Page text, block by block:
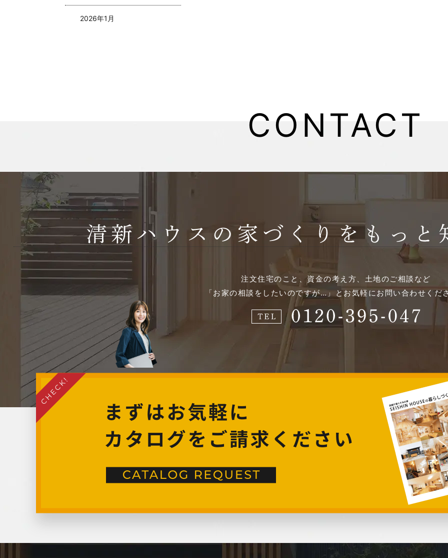
2026年1月
2025年1月
2024年12月
2024年11月
2024年10月
2024年9月
2024年8月
2024年7月
2024年6月
2024年4月
2024年3月
2023年12月
CONTACT
注文住宅のこと、資金の考え方、土地のご相談など
「お家の相談をしたいのですが…」とお気軽にお問い合わせくだ